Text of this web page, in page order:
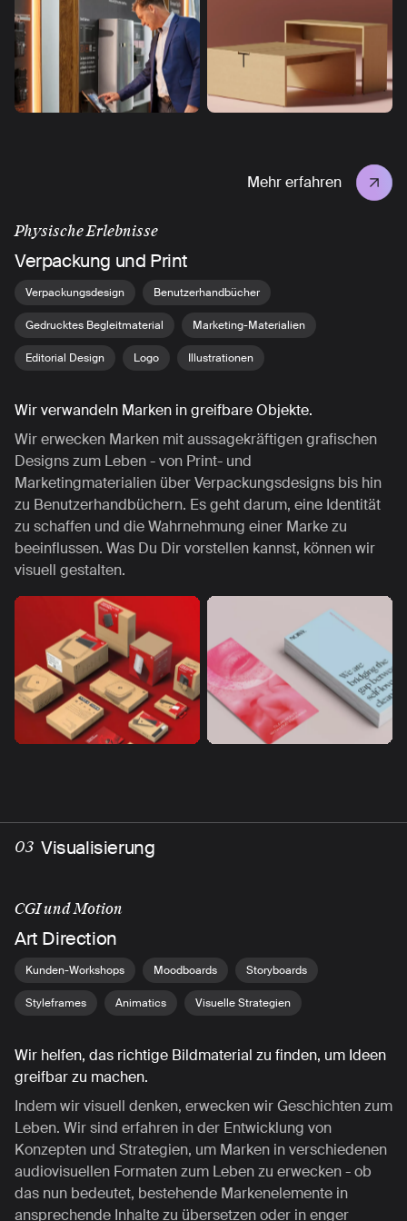
Mehr erfahren
Physische Erlebnisse
Verpackung und Print
Verpackungsdesign Benutzerhandbücher
Gedrucktes Begleitmaterial Marketing-Materialien
Editorial Design Logo Illustrationen
Wir verwandeln Marken in greifbare Objekte.
Wir erwecken Marken mit aussagekräftigen grafischen
Designs zum Leben - von Print- und
Marketingmaterialien über Verpackungsdesigns bis hin
zu Benutzerhandbüchern. Es geht darum, eine Identität
zu schaffen und die Wahrnehmung einer Marke zu
beeinflussen. Was Du Dir vorstellen kannst, können wir
visuell gestalten.
03 Visualisierung
CGI und Motion
Art Direction
Kunden-Workshops Moodboards Storyboards
Styleframes Animatics Visuelle Strategien
Wir helfen, das richtige Bildmaterial zu finden, um Ideen
greifbar zu machen.
Indem wir visuell denken, erwecken wir Geschichten zum
Leben. Wir sind erfahren in der Entwicklung von
Konzepten und Strategien, um Marken in verschiedenen
audiovisuellen Formaten zum Leben zu erwecken - ob
das nun bedeutet, bestehende Markenelemente in
ansprechende Inhalte zu übersetzen oder in enger